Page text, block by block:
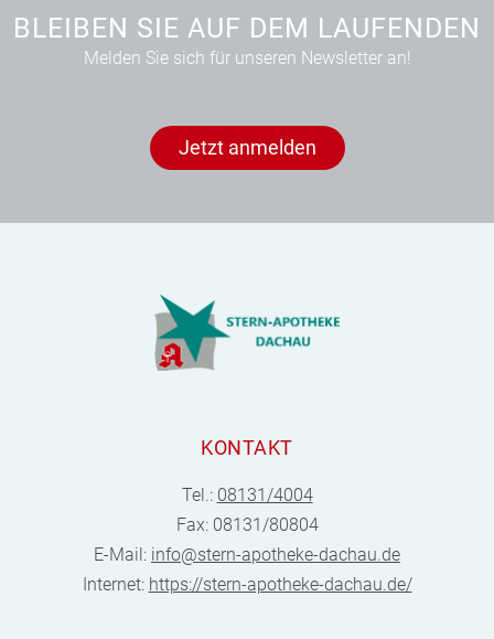
BLEIBEN SIE AUF DEM LAUFENDEN
Melden Sie sich für unseren Newsletter an!
Jetzt anmelden
KONTAKT
Tel.: 08131/4004
Fax: 08131/80804
E-Mail: info@stern-apotheke-dachau.de
Internet: https://stern-apotheke-dachau.de/